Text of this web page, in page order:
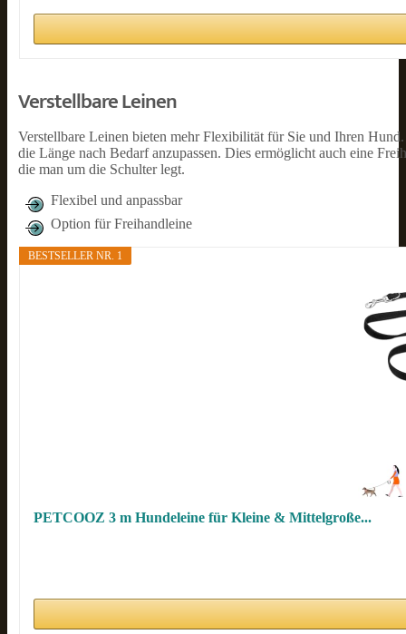
Verstellbare Leinen
Verstellbare Leinen bieten mehr Flexibilität für Sie und Ihren
die Länge nach Bedarf anzupassen. Dies ermöglicht auch eine
die man um die Schulter legt.
Flexibel und anpassbar
Option für Freihandleine
BESTSELLER NR. 1
PETCOOZ 3 m Hundeleine für Kleine & Mittelgroße...